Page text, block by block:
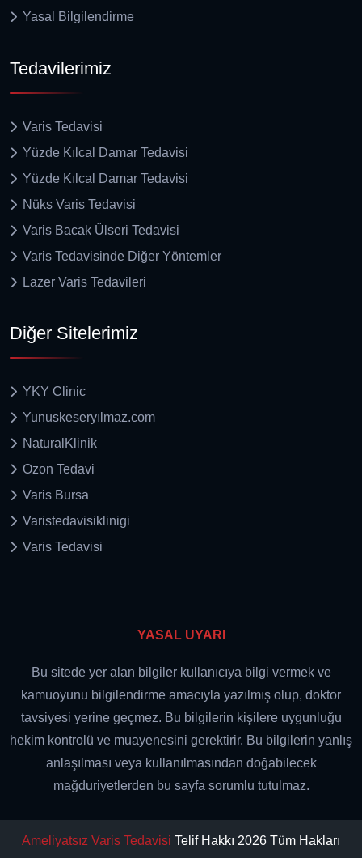
Yasal Bilgilendirme
Tedavilerimiz
Varis Tedavisi
Yüzde Kılcal Damar Tedavisi
Yüzde Kılcal Damar Tedavisi
Nüks Varis Tedavisi
Varis Bacak Ülseri Tedavisi
Varis Tedavisinde Diğer Yöntemler
Lazer Varis Tedavileri
Diğer Sitelerimiz
YKY Clinic
Yunuskeseryılmaz.com
NaturalKlinik
Ozon Tedavi
Varis Bursa
Varistedavisiklinigi
Varis Tedavisi
YASAL UYARI
Bu sitede yer alan bilgiler kullanıcıya bilgi vermek ve
kamuoyunu bilgilendirme amacıyla yazılmış olup, doktor
tavsiyesi yerine geçmez. Bu bilgilerin kişilere uygunluğu
hekim kontrolü ve muayenesini gerektirir. Bu bilgilerin yanlış
anlaşılması veya kullanılmasından doğabilecek
mağduriyetlerden bu sayfa sorumlu tutulmaz.
Ameliyatsız Varis Tedavisi Telif Hakkı 2026 Tüm Hakları